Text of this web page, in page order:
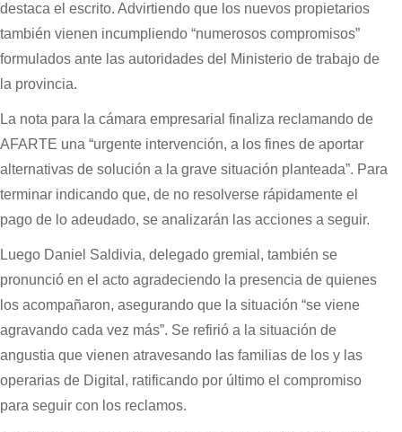
destaca el escrito. Advirtiendo que los nuevos propietarios
también vienen incumpliendo “numerosos compromisos”
formulados ante las autoridades del Ministerio de trabajo de
la provincia.
La nota para la cámara empresarial finaliza reclamando de
AFARTE una “urgente intervención, a los fines de aportar
alternativas de solución a la grave situación planteada”. Para
terminar indicando que, de no resolverse rápidamente el
pago de lo adeudado, se analizarán las acciones a seguir.
Luego Daniel Saldivia, delegado gremial, también se
pronunció en el acto agradeciendo la presencia de quienes
los acompañaron, asegurando que la situación “se viene
agravando cada vez más”. Se refirió a la situación de
angustia que vienen atravesando las familias de los y las
operarias de Digital, ratificando por último el compromiso
para seguir con los reclamos.